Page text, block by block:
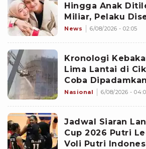
Hingga Anak
Miliar, Pelaku
Terdekat
News 6/08/2026 - 02:05
Kronologi
Lima Lantai di
Coba
Nasional 6/08/2026 -
Jadwal Siaran
Cup 2026 Putri
Voli Putri